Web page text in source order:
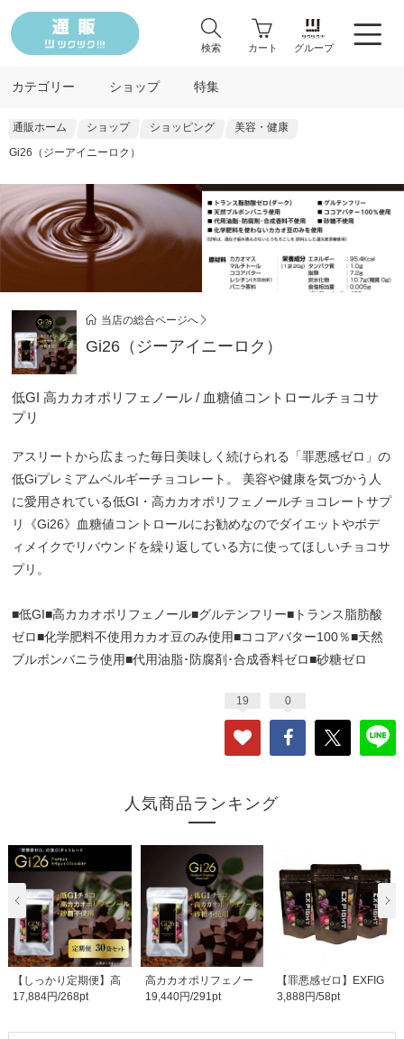
検索 カート グループ
カテゴリー ショップ 特集
通販ホーム ショップ ショッピング
美容・健康
Gi26（ジーアイニーロク）
当店の総合ページへ
Gi26（ジーアイニーロク）
低GI 高カカオポリフェノール / 血糖値コントロールチョコサ
プリ
アスリートから広まった毎日美味しく続けられる「罪悪感ゼロ」の
低Giプレミアムベルギーチョコレート。 美容や健康を気づかう人
に愛用されている低GI・高カカオポリフェノールチョコレートサプ
リ《Gi26》血糖値コントロールにお勧めなのでダイエットやボデ
ィメイクでリバウンドを繰り返している方に使ってほしいチョコサ
プリ。
■低GI■高カカオポリフェノール■グルテンフリー■トランス脂肪酸
ゼロ■化学肥料不使用カカオ豆のみ使用■ココアバター100％■天然
ブルボンバニラ使用■代用油脂･防腐剤･合成香料ゼロ■砂糖ゼロ
19 0
人気商品ランキング
【しっかり定期便】高
カカオポリフェノー..
17,884円/268pt
高カカオポリフェノー
ル プレミアムベル..
19,440円/291pt
【罪悪感ゼロ】EXFIG
HT チョコレート 40g..
3,888円/58pt